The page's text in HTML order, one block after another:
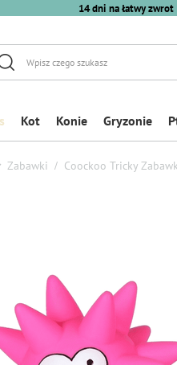
14 dni na łatwy zwrot
Kot Konie Gryzonie
Zabawki Coockoo Tricky